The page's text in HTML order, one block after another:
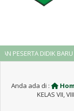
BARU (PPDB)
Anda ada di :
KELAS VII,